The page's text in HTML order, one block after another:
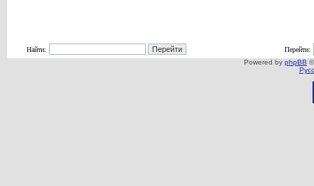
Найти:
Перейти:
Powered by phpBB